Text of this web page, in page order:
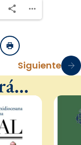
Imprimir
Siguiente